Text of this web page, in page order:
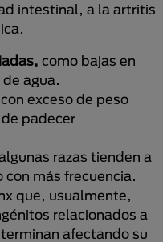
intestinal, a la artritis
como bajas en
agua.
exceso de peso
padecer
razas tienden a
más frecuencia.
que, usualmente,
relacionados a
afectando su